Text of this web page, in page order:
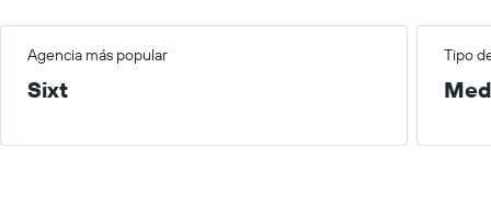
Agencia más popular Tipo
Sixt